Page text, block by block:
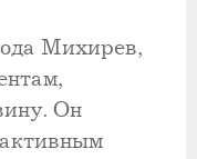
Михирев,
Он